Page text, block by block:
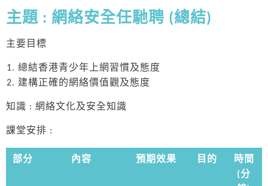
主題 : 網絡安全任馳聘 (總結)
主要目標
總結香港青少年上網習慣及態度
建構正確的網絡價值觀及態度
知識 : 網絡文化及安全知識
課堂安排 :
部分 內容 預期效果 目的
時間
(分